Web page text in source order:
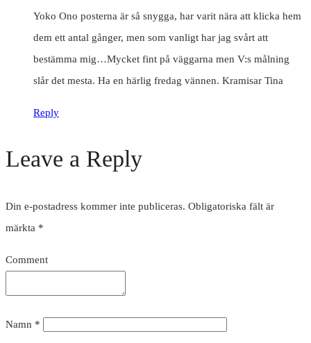
Yoko Ono posterna är så snygga, har varit nära att klicka hem
dem ett antal gånger, men som vanligt har jag svårt att
bestämma mig…Mycket fint på väggarna men V:s målning
slår det mesta. Ha en härlig fredag vännen. Kramisar Tina
Reply
Leave a Reply
Din e-postadress kommer inte publiceras. Obligatoriska fält är
märkta *
Comment
Namn *